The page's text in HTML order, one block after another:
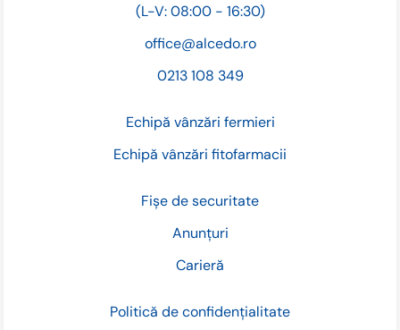
Fișe de securitate
Anunțuri
Carieră
Politică de confidențialitate
(L-V: 08:00 - 16:30)
office@alcedo.ro
0213 108 349
Echipă vânzări fermieri
Echipă vânzări fitofarmacii